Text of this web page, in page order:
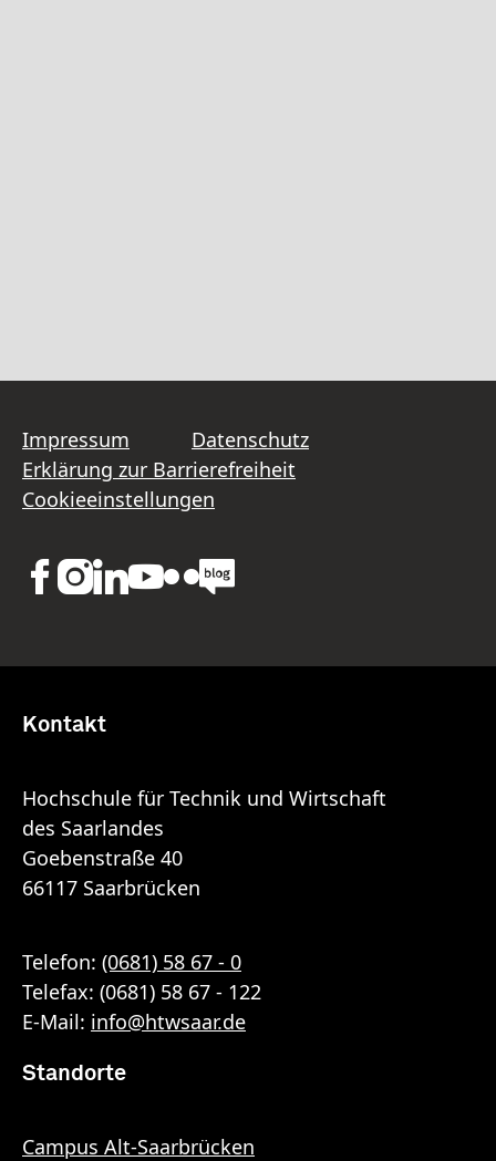
Impressum
Datenschutz
Erklärung zur Barrierefreiheit
Cookieeinstellungen
Kontakt
Hochschule für Technik und Wirtschaft
des Saarlandes
Goebenstraße 40
66117 Saarbrücken
Telefon: (0681) 58 67 - 0
Telefax: (0681) 58 67 - 122
E-Mail: info@htwsaar.de
Standorte
Campus Alt-Saarbrücken